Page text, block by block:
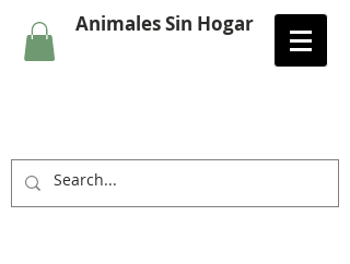
Animales Sin Hogar